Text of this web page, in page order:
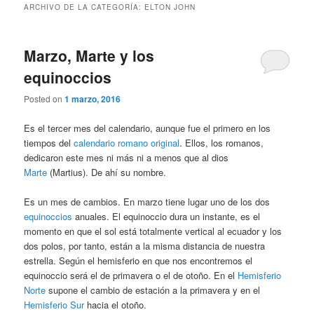
ARCHIVO DE LA CATEGORÍA: ELTON JOHN
Marzo, Marte y los
equinoccios
Posted on1 marzo, 2016
Es el tercer mes del calendario, aunque fue el primero en los
tiempos delcalendario romano original. Ellos, los romanos,
dedicaron este mes ni más ni a menos que al dios
Marte (Martius). De ahí su nombre.
Es un mes de cambios. En marzo tiene lugar uno de los dos
equinoccios anuales. El equinoccio dura un instante, es el
momento en que el sol está totalmente vertical al ecuador y los
dos polos, por tanto, están a la misma distancia de nuestra
estrella. Según el hemisferio en que nos encontremos el
equinoccio será el de primavera o el de otoño. En el Hemisferio
Norte supone el cambio de estación a la primavera y en el
Hemisferio Surhacia el otoño.